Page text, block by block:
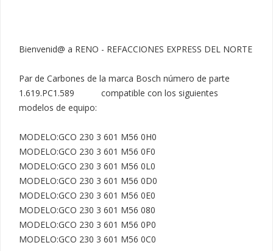
Bienvenid@ a RENO - REFACCIONES EXPRESS DEL NORTE
Par de Carbones de la marca Bosch número de parte
1.619.PC1.589           compatible con los siguientes
modelos de equipo:
MODELO:GCO 230 3 601 M56 0H0
MODELO:GCO 230 3 601 M56 0F0
MODELO:GCO 230 3 601 M56 0L0
MODELO:GCO 230 3 601 M56 0D0
MODELO:GCO 230 3 601 M56 0E0
MODELO:GCO 230 3 601 M56 080
MODELO:GCO 230 3 601 M56 0P0
MODELO:GCO 230 3 601 M56 0C0